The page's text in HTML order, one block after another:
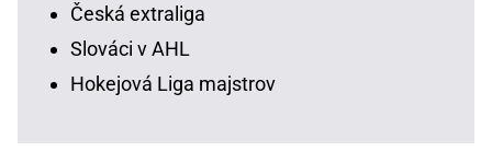
Česká extraliga
Slováci v AHL
Hokejová Liga majstrov